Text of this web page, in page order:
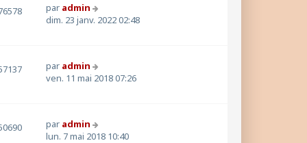
e
e
e
par admin
dim. 23 janv. 2022 02:48
par admin
ven. 11 mai 2018 07:26
par admin
lun. 7 mai 2018 10:40